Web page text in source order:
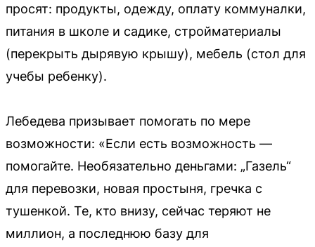
просят: продукты, одежду, оплату коммуналки,
питания в школе и садике, стройматериалы
(перекрыть дырявую крышу), мебель (стол для
учебы ребенку).
Лебедева призывает помогать по мере
возможности: «Если есть возможность —
помогайте. Необязательно деньгами: „Газель“
для перевозки, новая простыня, гречка с
тушенкой. Те, кто внизу, сейчас теряют не
миллион, а последнюю базу для